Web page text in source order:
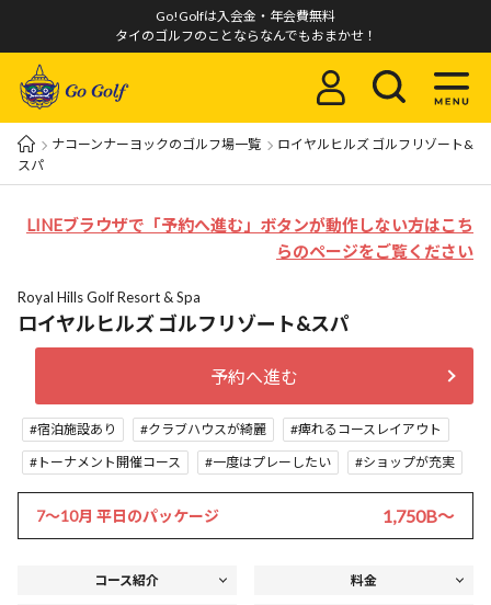
Go!Golfは入会金・年会費無料
タイのゴルフのことならなんでもおまかせ！
ナコーンナーヨックのゴルフ場一覧
ロイヤルヒルズ ゴルフリゾート&
スパ
LINEブラウザで「予約へ進む」ボタンが動作しない方はこち
らのページをご覧ください
Royal Hills Golf Resort & Spa
ロイヤルヒルズ ゴルフリゾート&スパ
予約へ進む
宿泊施設あり クラブハウスが綺麗
痺れるコースレイアウト
トーナメント開催コース
一度はプレーしたい ショップが充実
7～10月 平日のパッケージ 1,750B〜
コース紹介 料金